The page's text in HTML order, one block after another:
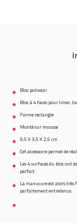
Bloc polissoir
Bloc à 4 faces pour limer,
Forme rectangle
Monté sur mousse
9,5 X 3,5 X 2,5 cm
Cet accessoire permet de
Les 4 surfaces du bloc ont
parfait.
La manucure est alors
parfaitement entretenus.